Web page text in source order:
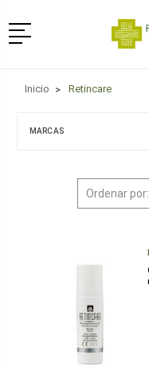
Menú
Inicio Retincare
MARCAS
Ordenar por: